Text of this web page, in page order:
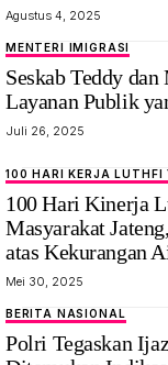
Agustus 4, 2025
MENTERI IMIGRASI
Seskab Teddy
Layanan Publik
Juli 26, 2025
100 HARI KERJA LUTHFI
100 Hari Kinerja
Masyarakat
atas Kekurangan
Mei 30, 2025
BERITA NASIONAL
Polri Tegaskan